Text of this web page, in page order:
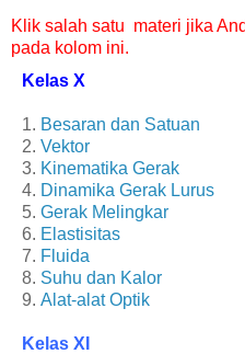
Klik salah satu materi jika
pada kolom ini.
Kelas X
1. Besaran dan Satuan
2. Vektor
3. Kinematika Gerak
4. Dinamika Gerak Lurus
5. Gerak Melingkar
6. Elastisitas
7. Fluida
8. Suhu dan Kalor
9. Alat-alat Optik
Kelas XI